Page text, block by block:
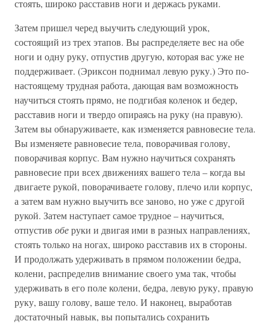
стоять, широко расставив ноги и держась руками.
Затем пришел черед выучить следующий урок,
состоящий из трех этапов. Вы распределяете вес на обе
ноги и одну руку, отпустив другую, которая вас уже не
поддерживает. (Эриксон поднимал левую руку.) Это по-
настоящему трудная работа, дающая вам возможность
научиться стоять прямо, не подгибая коленок и бедер,
расставив ноги и твердо опираясь на руку (на правую).
Затем вы обнаруживаете, как изменяется равновесие тела.
Вы изменяете равновесие тела, поворачивая голову,
поворачивая корпус. Вам нужно научиться сохранять
равновесие при всех движениях вашего тела – когда вы
двигаете рукой, поворачиваете голову, плечо или корпус,
а затем вам нужно выучить все заново, но уже с другой
рукой. Затем наступает самое трудное – научиться,
отпустив оберуки и двигая ими в разных направлениях,
стоять только на ногах, широко расставив их в стороны.
И продолжать удерживать в прямом положении бедра,
колени, распределив внимание своего ума так, чтобы
удерживать в его поле колени, бедра, левую руку, правую
руку, вашу голову, ваше тело. И наконец, выработав
достаточный навык, вы попытались сохранить